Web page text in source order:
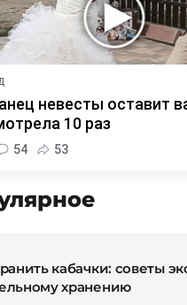
невесты оставит
10 раз
54 53
кабачки: советы
хранению